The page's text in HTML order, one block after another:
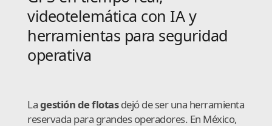
videotelemática con IA y
herramientas para seguridad
operativa
Lagestión de flotasdejó de ser una herramienta
reservada para grandes operadores. En México,